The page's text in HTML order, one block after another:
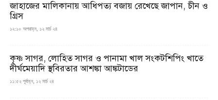
জাহাজের মালিকানায় আধিপত্য বজায় রেখেছে জাপান, চীন ও
গ্রিস
১২:১০ অপরাহ্ন, ১২ মার্চ ২৪
কৃষ্ণ সাগর, লোহিত সাগর ও পানামা খাল সংকটশিপিং খাতে
দীর্ঘমেয়াদি স্থবিরতার আশঙ্কা আঙ্কটাডের
১১:৫২ পূর্বাহ্ন, ১২ মার্চ ২৪